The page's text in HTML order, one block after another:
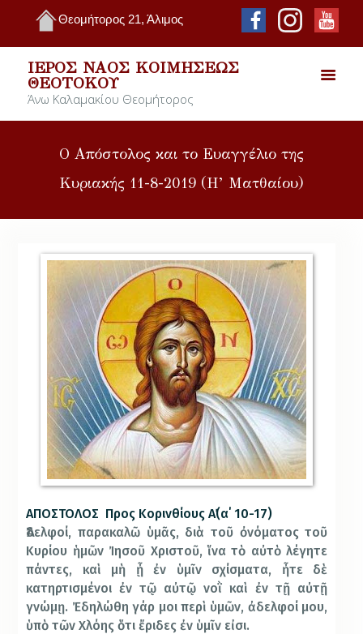
Θεομήτορος 21, Άλιμος
ΙΕΡΌΣ ΝΑΌΣ ΚΟΙΜΉΣΕΩΣ
ΘΕΟΤΌΚΟΥ
Άνω Καλαμακίου Θεομήτορος
Ο Απόστολος και το Ευαγγέλιο της
Κυριακής 11-8-2019 (Η’ Ματθαίου)
ΑΠΟΣΤΟΛΟΣ Προς Κορινθίους Α΄(α΄ 10-17)
Ἀδελφοί, παρακαλῶ ὑμᾶς, διὰ τοῦ ὀνόματος τοῦ
Κυρίου ἡμῶν Ἰησοῦ Χριστοῦ, ἵνα τὸ αὐτὸ λέγητε
πάντες, καὶ μὴ ᾖ ἐν ὑμῖν σχίσματα, ἦτε δὲ
κατηρτισμένοι ἐν τῷ αὐτῷ νοῒ καὶ ἐν τῇ αὐτῇ
γνώμῃ. Ἐδηλώθη γάρ μοι περὶ ὑμῶν, ἀδελφοί μου,
ὑπὸ τῶν Χλόης ὅτι ἔριδες ἐν ὑμῖν εἰσι.